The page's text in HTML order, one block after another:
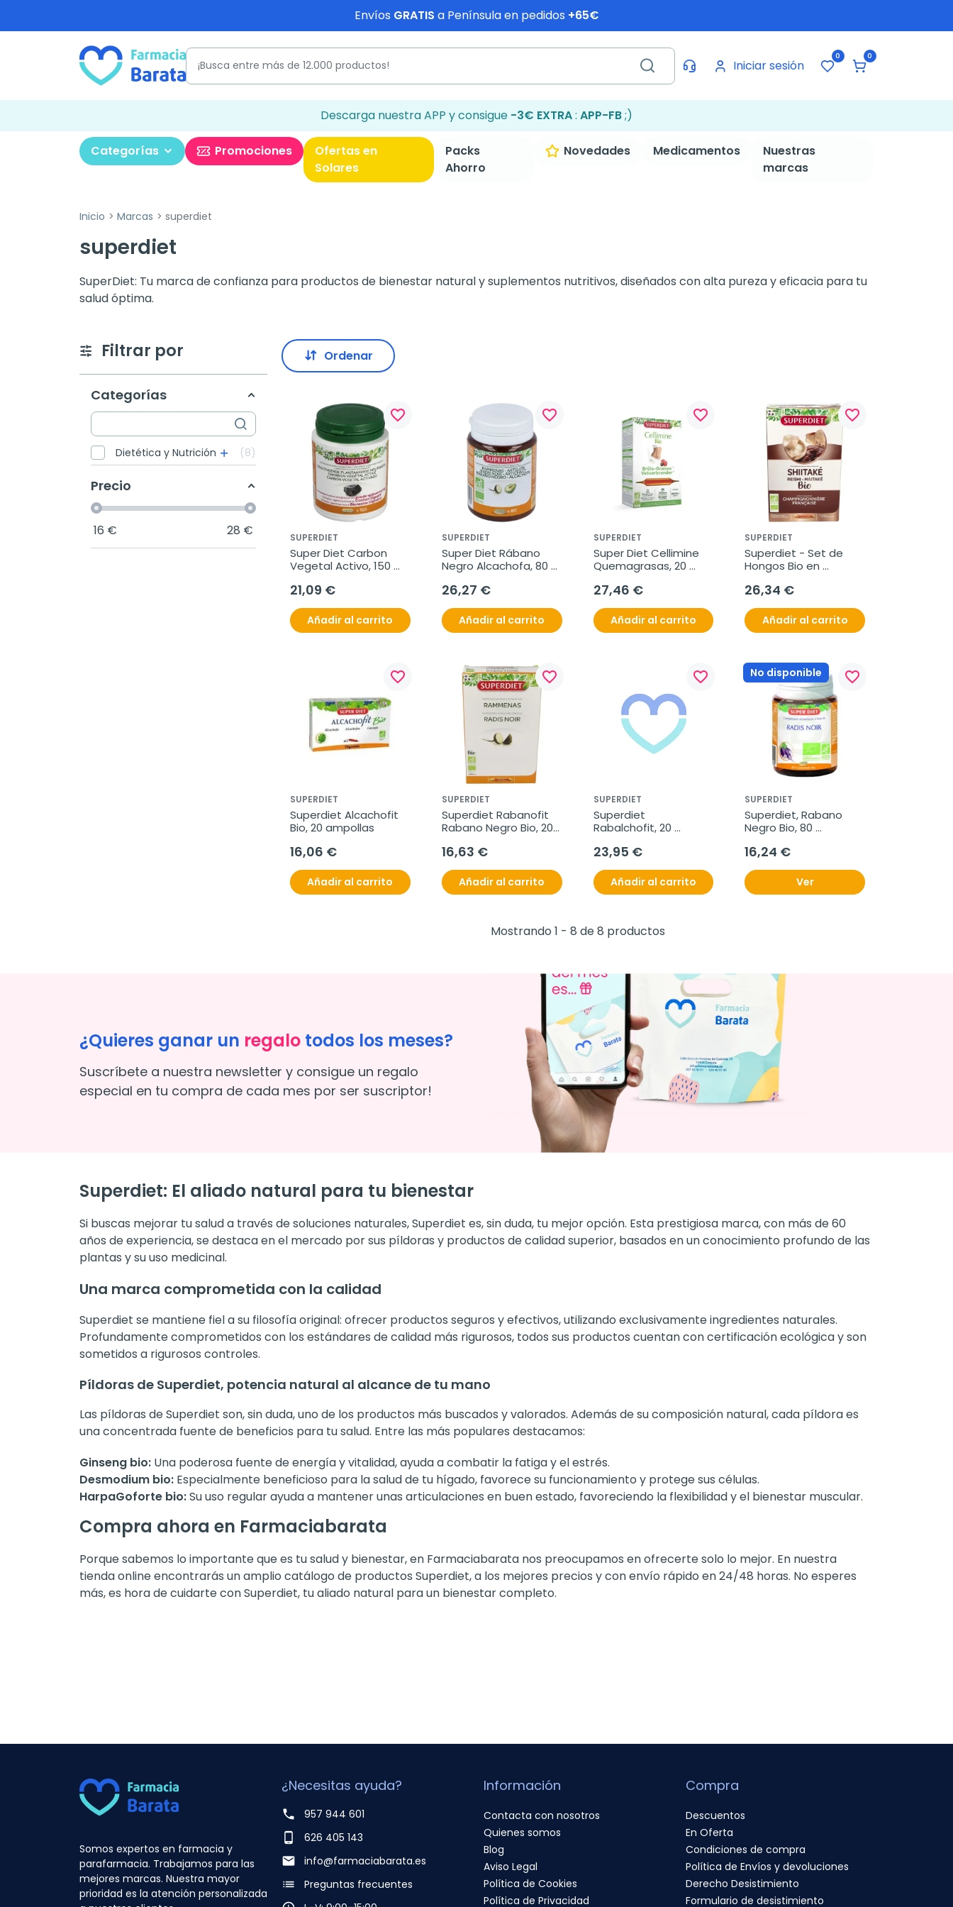
Envíos GRATIS a Península en pedidos +65€
Iniciar sesión
0 0
Descarga nuestra APP y consigue -3€ EXTRA: APP-FB;)
Categorías Promociones
Ofertas en
Solares
Packs
Ahorro
Novedades Medicamentos
Nuestras
marcas
Inicio Marcas superdiet
superdiet
SuperDiet: Tu marca de confianza para productos de bienestar natural y suplementos nutritivos, diseñados con alta pureza y eficacia para tu
salud óptima.
Filtrar por
Categorías
Dietética y Nutrición 8
Precio
16 € 28 €
Ordenar
favorite_border
SUPERDIET
Super Diet Carbon
Vegetal Activo, 150
21,09 €
Añadir al carrito
favorite_border
SUPERDIET
Super Diet Rábano
Negro Alcachofa, 80
26,27 €
Añadir al carrito
favorite_border
SUPERDIET
Super Diet Cellimine
Quemagrasas, 20
27,46 €
Añadir al carrito
favorite_border
SUPERDIET
Superdiet - Set de
Hongos Bio en
unidades. (Shitake,
26,34 €
Añadir al carrito
favorite_border
SUPERDIET
Superdiet Alcachofit
Bio, 20 ampollas
16,06 €
Añadir al carrito
favorite_border
SUPERDIET
Superdiet Rabanofit
Rabano Negro Bio, 20
16,63 €
Añadir al carrito
favorite_border
SUPERDIET
Superdiet
Rabalchofit, 20
Negro + Alcachofa
23,95 €
Añadir al carrito
No disponible favorite_border
SUPERDIET
Superdiet, Rabano
Negro Bio, 80
16,24 €
Ver
Mostrando 1 - 8 de 8 productos
¿Quieres ganar un regalo todos los meses?
Suscríbete a nuestra newsletter y consigue un regalo
especial en tu compra de cada mes por ser suscriptor!
Superdiet: El aliado natural para tu bienestar
Si buscas mejorar tu salud a través de soluciones naturales, Superdiet es, sin duda, tu mejor opción. Esta prestigiosa marca, con más de 60
años de experiencia, se destaca en el mercado por sus píldoras y productos de calidad superior, basados en un conocimiento profundo de las
plantas y su uso medicinal.
Una marca comprometida con la calidad
Superdiet se mantiene fiel a su filosofía original: ofrecer productos seguros y efectivos, utilizando exclusivamente ingredientes naturales.
Profundamente comprometidos con los estándares de calidad más rigurosos, todos sus productos cuentan con certificación ecológica y son
sometidos a rigurosos controles.
Píldoras de Superdiet, potencia natural al alcance de tu mano
Las píldoras de Superdiet son, sin duda, uno de los productos más buscados y valorados. Además de su composición natural, cada píldora es
una concentrada fuente de beneficios para tu salud. Entre las más populares destacamos:
Ginseng bio: Una poderosa fuente de energía y vitalidad, ayuda a combatir la fatiga y el estrés.
Desmodium bio: Especialmente beneficioso para la salud de tu hígado, favorece su funcionamiento y protege sus células.
HarpaGoforte bio:Su uso regular ayuda a mantener unas articulaciones en buen estado, favoreciendo la flexibilidad y el bienestar muscular.
Compra ahora en Farmaciabarata
Porque sabemos lo importante que es tu salud y bienestar, en Farmaciabarata nos preocupamos en ofrecerte solo lo mejor. En nuestra
tienda online encontrarás un amplio catálogo de productos Superdiet, a los mejores precios y con envío rápido en 24/48 horas. No esperes
más, es hora de cuidarte con Superdiet, tu aliado natural para un bienestar completo.
Somos expertos en farmacia y
parafarmacia. Trabajamos para las
mejores marcas. Nuestra mayor
prioridad es la atención personalizada
¿Necesitas ayuda?
phone
957 944 601
phone_android
626 405 143
email
info@farmaciabarata.es
list
Preguntas frecuentes
Información
Contacta con nosotros
Quienes somos
Blog
Aviso Legal
Política de Cookies
Política de Privacidad
Compra
Descuentos
En Oferta
Condiciones de compra
Política de Envíos y devoluciones
Derecho Desistimiento
Formulario de desistimiento